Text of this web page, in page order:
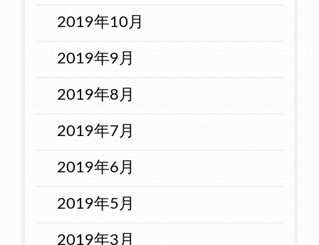
2019年10月
2019年9月
2019年8月
2019年7月
2019年6月
2019年5月
2019年3月